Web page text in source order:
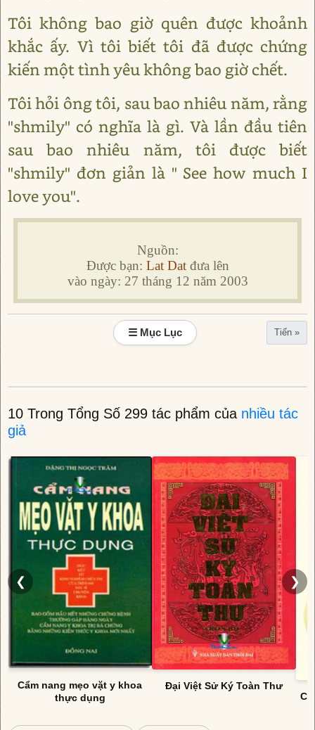
Tôi không bao giờ quên được khoảnh
khắc ấy. Vì tôi biết tôi đã được chứng
kiến một tình yêu không bao giờ chết.
Tôi hỏi ông tôi, sau bao nhiêu năm, rằng
"shmily" có nghĩa là gì. Và lần đầu tiên
sau bao nhiêu năm, tôi được biết
"shmily" đơn giản là " See how much I
love you".
Nguồn:
Được bạn: Lat Datđưa lên
vào ngày: 27 tháng 12 năm 2003
☰ Mục Lục Tiến »
10 Trong Tổng Số 299 tác phẩm của nhiều tác
giả
❮
Cẩm nang mẹo vặt y khoa
thực dụng
Đại Việt Sử Ký Toàn Thư
❯